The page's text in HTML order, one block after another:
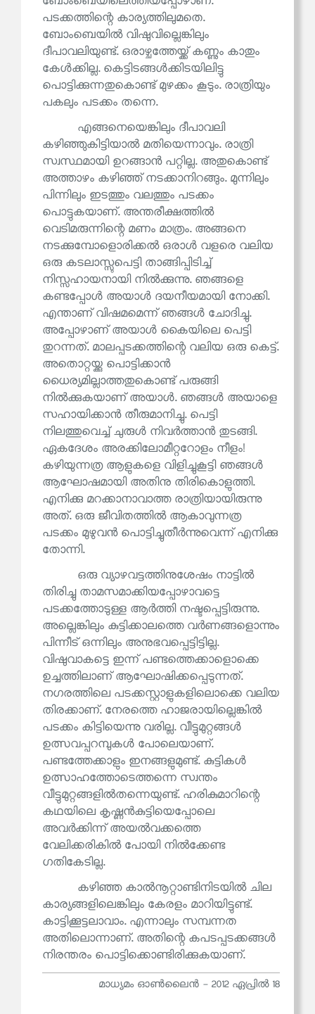
പടക്കത്തിന്റെ കാര്യത്തിലുമതെ.
ബോംബെയിൽ വിഷുവില്ലെങ്കിലും
ദീപാവലിയുണ്ട്. ഒരാഴ്ചത്തേയ്ക്ക് കണ്ണും കാതും
കേൾക്കില്ല. കെട്ടിടങ്ങൾക്കിടയിലിട്ടു
പൊട്ടിക്കുന്നതുകൊണ്ട് മുഴക്കം കൂടും. രാത്രിയും
പകലും പടക്കം തന്നെ.
എങ്ങനെയെങ്കിലും ദീപാവലി
കഴിഞ്ഞുകിട്ടിയാൽ മതിയെന്നാവും. രാത്രി
സ്വസ്ഥമായി ഉറങ്ങാൻ പറ്റില്ല. അതുകൊണ്ട്
അത്താഴം കഴിഞ്ഞ് നടക്കാനിറങ്ങും. മുന്നിലും
പിന്നിലും ഇടത്തും വലത്തും പടക്കം
പൊട്ടുകയാണ്. അന്തരീക്ഷത്തിൽ
വെടിമരുന്നിന്റെ മണം മാത്രം. അങ്ങനെ
നടക്കുമ്പോളൊരിക്കൽ ഒരാൾ വളരെ വലിയ
ഒരു കടലാസ്സുപെട്ടി താങ്ങിപ്പിടിച്ച്
നിസ്സഹായനായി നിൽക്കുന്നു. ഞങ്ങളെ
കണ്ടപ്പോൾ അയാൾ ദയനീയമായി നോക്കി.
എന്താണ് വിഷമമെന്ന് ഞങ്ങൾ ചോദിച്ചു.
അപ്പോഴാണ് അയാൾ കൈയിലെ പെട്ടി
തുറന്നത്. മാലപ്പടക്കത്തിന്റെ വലിയ ഒരു കെട്ട്.
അതൊറ്റയ്ക്കു പൊട്ടിക്കാൻ
ധൈര്യമില്ലാത്തതുകൊണ്ട് പരുങ്ങി
നിൽക്കുകയാണ് അയാൾ. ഞങ്ങൾ അയാളെ
സഹായിക്കാൻ തീരുമാനിച്ചു. പെട്ടി
നിലത്തുവെച്ച് ചുരുൾ നിവർത്താൻ തുടങ്ങി.
ഏകദേശം അരക്കിലോമീറ്ററോളം നീളം!
കഴിയുന്നത്ര ആളുകളെ വിളിച്ചുകൂട്ടി ഞങ്ങൾ
ആഘോഷമായി അതിനു തിരികൊളുത്തി.
എനിക്കു മറക്കാനാവാത്ത രാത്രിയായിരുന്നു
അത്. ഒരു ജീവിതത്തിൽ ആകാവുന്നത്ര
പടക്കം മുഴുവൻ പൊട്ടിച്ചുതീർന്നുവെന്ന് എനിക്കു
തോന്നി.
ഒരു വ്യാഴവട്ടത്തിനുശേഷം നാട്ടിൽ
തിരിച്ചു താമസമാക്കിയപ്പോഴാവട്ടെ
പടക്കത്തോടുള്ള ആർത്തി നഷ്ടപ്പെട്ടിരുന്നു.
അല്ലെങ്കിലും കുട്ടിക്കാലത്തെ വർണങ്ങളൊന്നും
പിന്നീട് ഒന്നിലും അനുഭവപ്പെട്ടിട്ടില്ല.
വിഷുവാകട്ടെ ഇന്ന് പണ്ടത്തെക്കാളൊക്കെ
ഉച്ചത്തിലാണ് ആഘോഷിക്കപ്പെടുന്നത്.
നഗരത്തിലെ പടക്കസ്റ്റാളുകളിലൊക്കെ വലിയ
തിരക്കാണ്. നേരത്തെ ഹാജരായില്ലെങ്കിൽ
പടക്കം കിട്ടിയെന്നു വരില്ല. വീട്ടുമുറ്റങ്ങൾ
ഉത്സവപ്പറമ്പുകൾ പോലെയാണ്.
പണ്ടത്തേക്കാളും ഇനങ്ങളുമുണ്ട്. കുട്ടികൾ
ഉത്സാഹത്തോടെത്തന്നെ സ്വന്തം
വീട്ടുമുറ്റങ്ങളിൽതന്നെയുണ്ട്. ഹരികുമാറിന്റെ
കഥയിലെ കൃഷ്ണൻകുട്ടിയെപ്പോലെ
അവർക്കിന്ന് അയൽവക്കത്തെ
വേലിക്കരികിൽ പോയി നിൽക്കേണ്ട
ഗതികേടില്ല.
കഴിഞ്ഞ കാൽനൂറ്റാണ്ടിനിടയിൽ ചില
കാര്യങ്ങളിലെങ്കിലും കേരളം മാറിയിട്ടുണ്ട്.
കാട്ടിക്കൂട്ടലാവാം. എന്നാലും സമ്പന്നത
അതിലൊന്നാണ്. അതിന്റെ കപടപ്പടക്കങ്ങൾ
നിരന്തരം പൊട്ടിക്കൊണ്ടിരിക്കുകയാണ്.
മാധ്യമം ഓൺലൈൻ - 2012 ഏപ്രിൽ 18